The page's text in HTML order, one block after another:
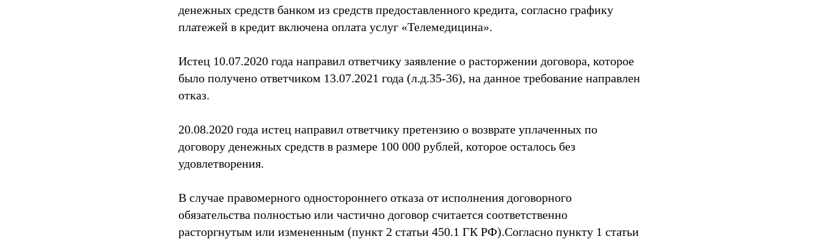
денежных средств банком из средств предоставленного кредита, согласно графику
платежей в кредит включена оплата услуг «Телемедицина».
Истец 10.07.2020 года направил ответчику заявление о расторжении договора, которое
было получено ответчиком 13.07.2021 года (л.д.35-36), на данное требование направлен
отказ.
20.08.2020 года истец направил ответчику претензию о возврате уплаченных по
договору денежных средств в размере 100 000 рублей, которое осталось без
удовлетворения.
В случае правомерного одностороннего отказа от исполнения договорного
обязательства полностью или частично договор считается соответственно
расторгнутым или измененным (пункт 2 статьи 450.1 ГК РФ).Согласно пункту 1 статьи